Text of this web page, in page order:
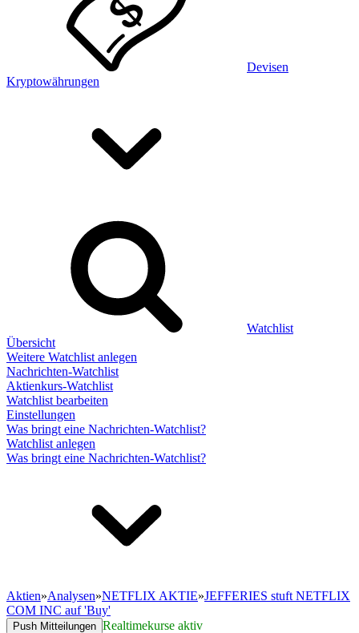
Devisen
Kryptowährungen
Watchlist
Übersicht
Weitere Watchlist anlegen
Nachrichten-Watchlist
Aktienkurs-Watchlist
Watchlist bearbeiten
Einstellungen
Was bringt eine Nachrichten-Watchlist?
Watchlist anlegen
Was bringt eine Nachrichten-Watchlist?
Aktien»Analysen»NETFLIX AKTIE»JEFFERIES stuft NETFLIX
COM INC auf 'Buy'
Push Mitteilungen Realtimekurse aktiv